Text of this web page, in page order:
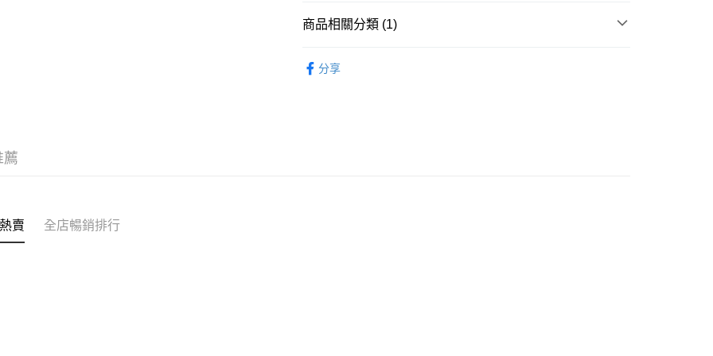
每筆HK$50.00，滿HK$299.00或以上免運費
商品相關分類 (1)
分享
薦
賣 全店暢銷排行